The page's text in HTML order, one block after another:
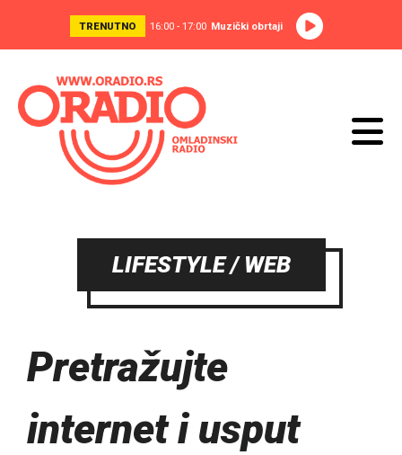
TRENUTNO 16:00 - 17:00 Muzički obrtaji
LIFESTYLE / WEB
Pretražujte
internet i usput